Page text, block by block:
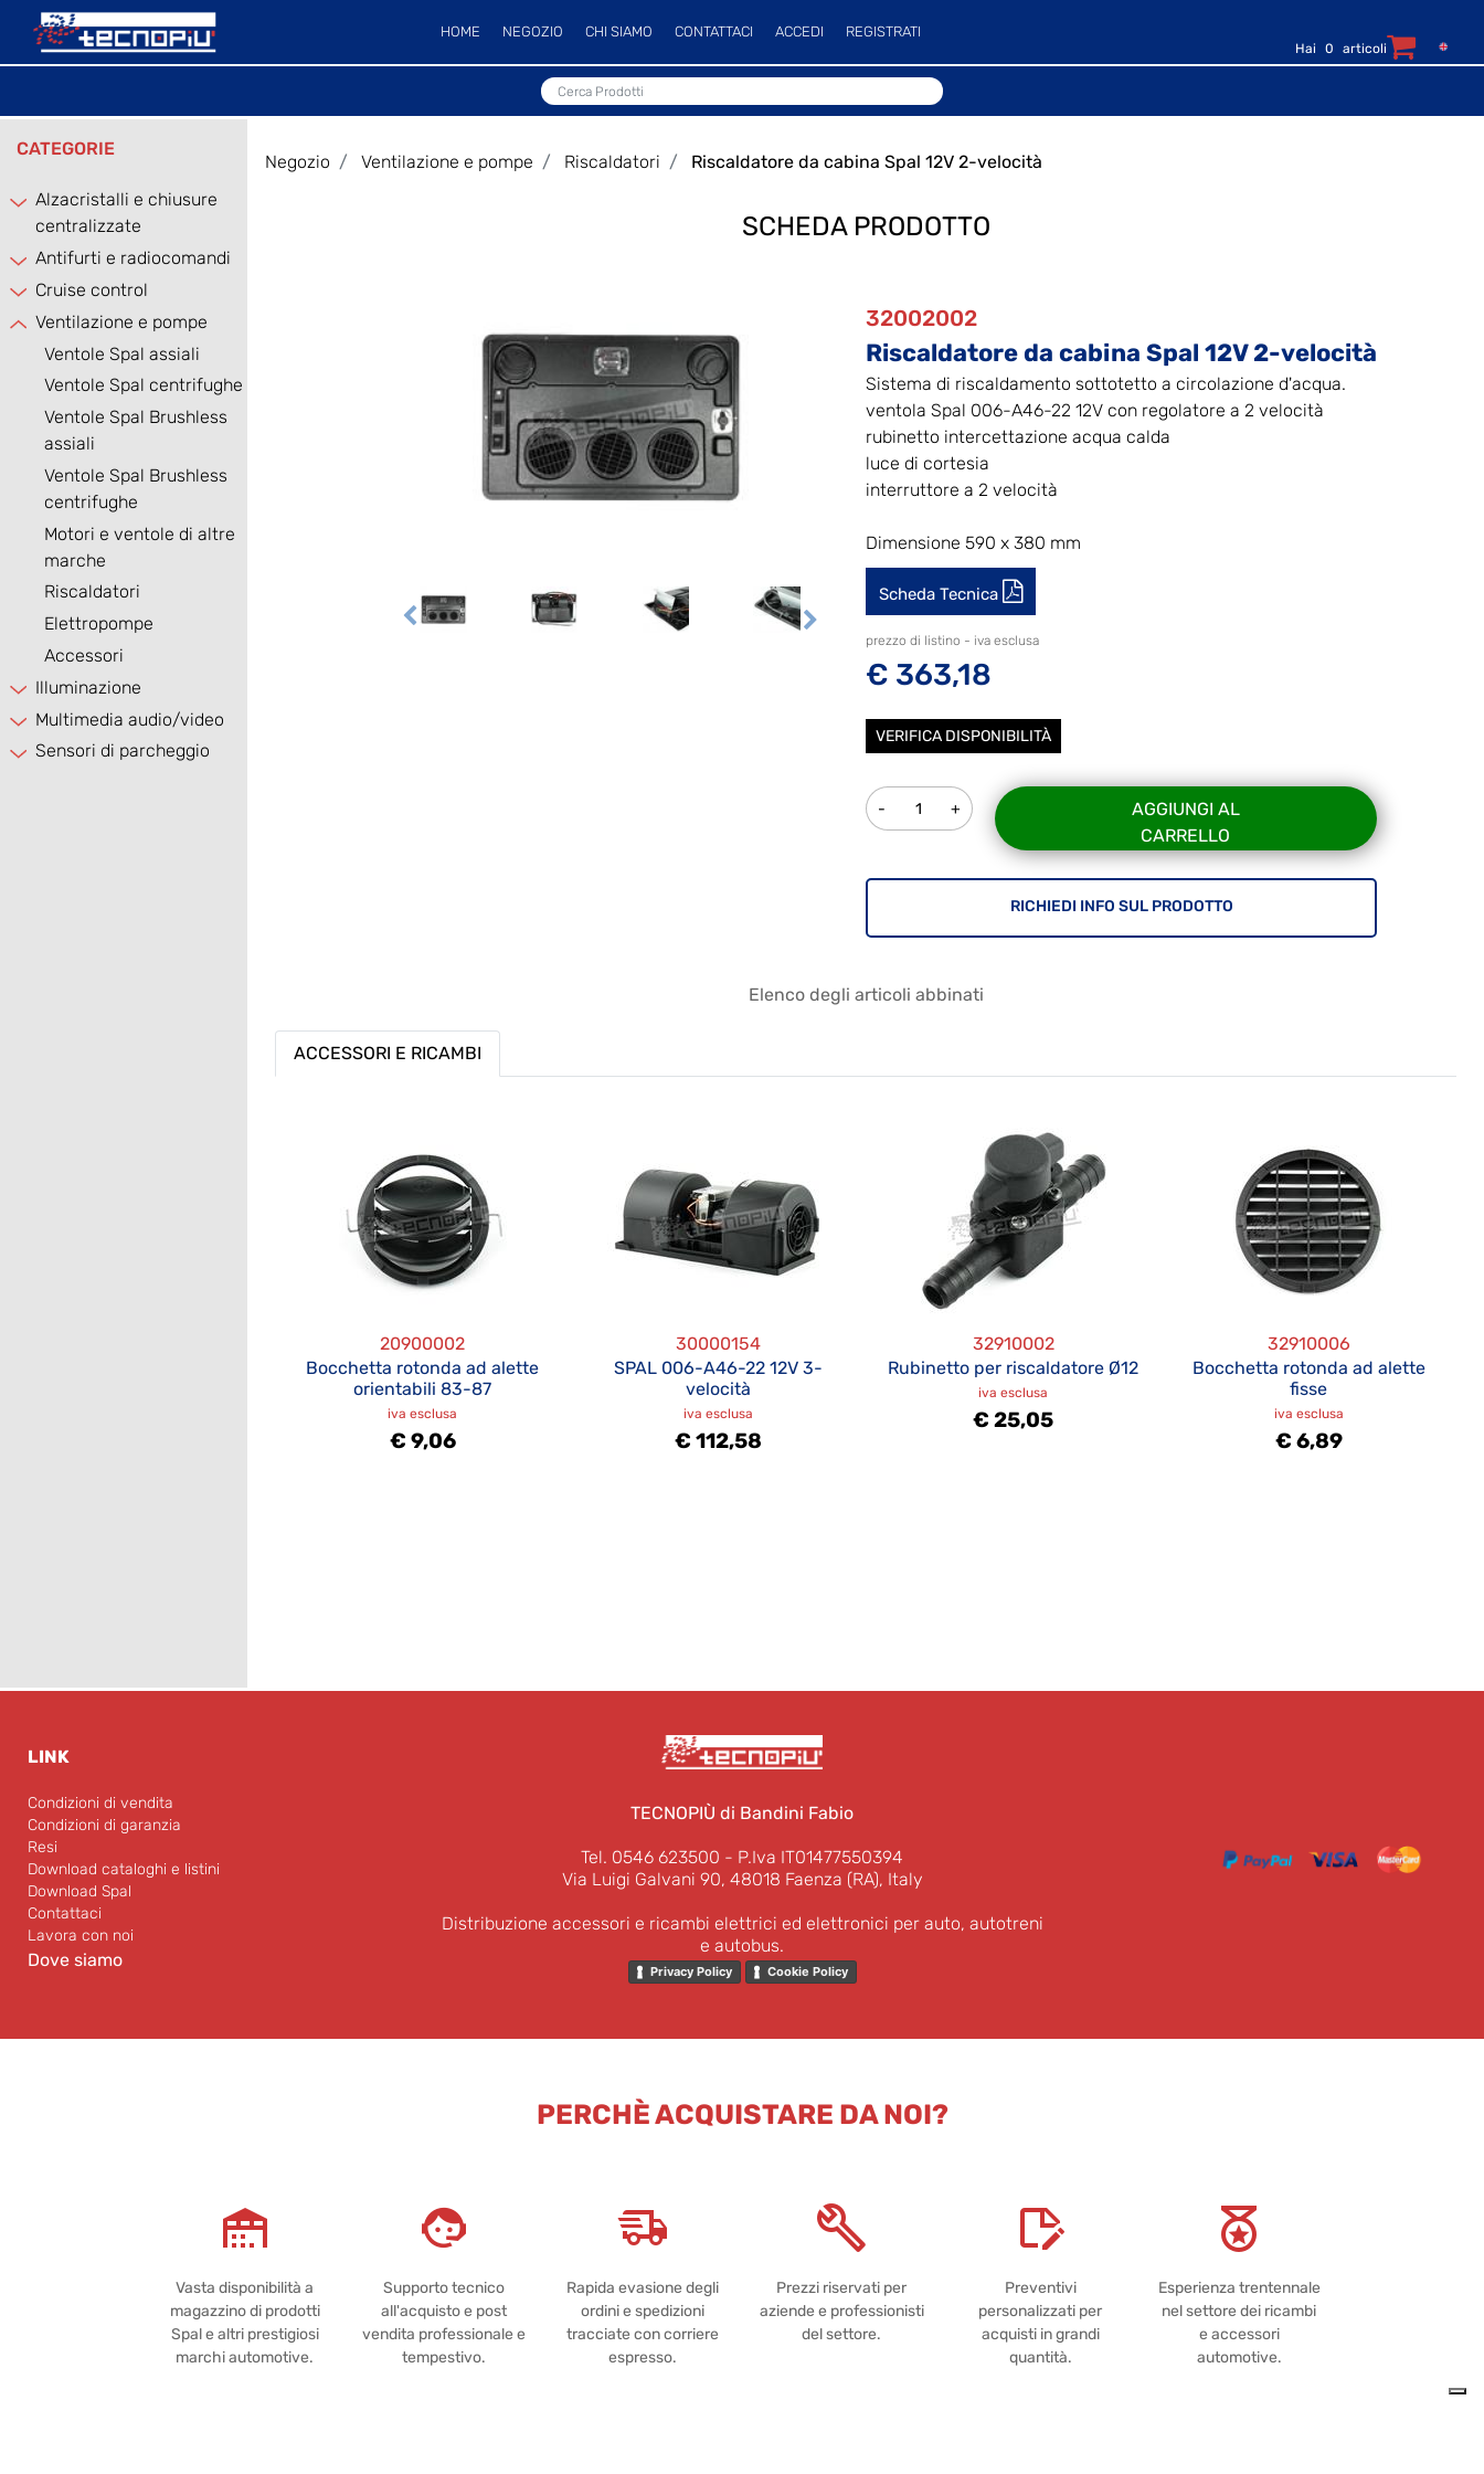
HOME NEGOZIO CHI SIAMO CONTATTACI ACCEDI REGISTRATI
Hai 0 articoli
CATEGORIE
Alzacristalli e chiusure
centralizzate
Antifurti e radiocomandi
Cruise control
Ventilazione e pompe
Ventole Spal assiali
Ventole Spal centrifughe
Ventole Spal Brushless
assiali
Ventole Spal Brushless
centrifughe
Motori e ventole di altre
marche
Riscaldatori
Elettropompe
Accessori
Illuminazione
Multimedia audio/video
Sensori di parcheggio
Negozio Ventilazione e pompe Riscaldatori Riscaldatore da cabina Spal 12V 2-velocità
SCHEDA PRODOTTO
32002002
Riscaldatore da cabina Spal 12V 2-velocità
Sistema di riscaldamento sottotetto a circolazione d'acqua.
ventola Spal 006-A46-22 12V con regolatore a 2 velocità
rubinetto intercettazione acqua calda
luce di cortesia
interruttore a 2 velocità
Dimensione 590 x 380 mm
Scheda Tecnica
prezzo di listino - iva esclusa
€ 363,18
VERIFICA DISPONIBILITÀ
Quantità
AGGIUNGI AL
CARRELLO
RICHIEDI INFO SUL PRODOTTO
Elenco degli articoli abbinati
ACCESSORI E RICAMBI
20900002
Bocchetta rotonda ad alette
orientabili 83-87
iva esclusa
€ 9,06
30000154
SPAL 006-A46-22 12V 3-
velocità
iva esclusa
€ 112,58
32910002
Rubinetto per riscaldatore Ø12
iva esclusa
€ 25,05
32910006
Bocchetta rotonda ad alette
fisse
iva esclusa
€ 6,89
LINK
Condizioni di vendita
Condizioni di garanzia
Resi
Download cataloghi e listini
Download Spal
Contattaci
Lavora con noi
Dove siamo
TECNOPIÙ di Bandini Fabio
Tel. 0546 623500 - P.Iva IT01477550394
Via Luigi Galvani 90, 48018 Faenza (RA), Italy
Distribuzione accessori e ricambi elettrici ed elettronici per auto, autotreni
e autobus.
Privacy Policy Cookie Policy
PERCHÈ ACQUISTARE DA NOI?
Vasta disponibilità a
magazzino di prodotti
Spal e altri prestigiosi
marchi automotive.
Supporto tecnico
all'acquisto e post
vendita professionale e
tempestivo.
Rapida evasione degli
ordini e spedizioni
tracciate con corriere
espresso.
Prezzi riservati per
aziende e professionisti
del settore.
Preventivi
personalizzati per
acquisti in grandi
quantità.
Esperienza trentennale
nel settore dei ricambi
e accessori
automotive.